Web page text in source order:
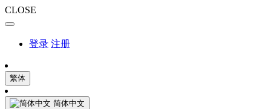
CLOSE
登录 注册
繁体
简体中文